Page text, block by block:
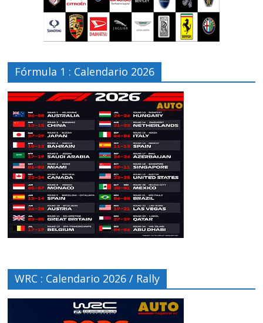
Fórmula 1 : Calendario 2026
WRC : Calendario 2026 / Rally